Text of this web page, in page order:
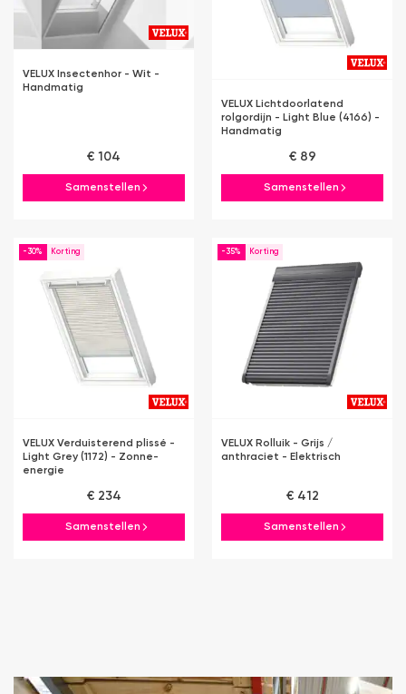
VELUX Insectenhor - Wit -
Handmatig
€ 104
Samenstellen
VELUX Lichtdoorlatend
rolgordijn - Light Blue (4166) -
Handmatig
€ 89
Samenstellen
-30%
VELUX Verduisterend plissé -
Light Grey (1172) - Zonne-
energie
€ 234
Samenstellen
-35%
VELUX Rolluik - Grijs /
anthraciet - Elektrisch
€ 412
Samenstellen